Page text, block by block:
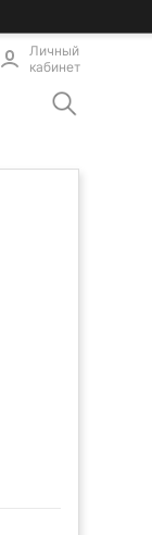
Личный
кабинет